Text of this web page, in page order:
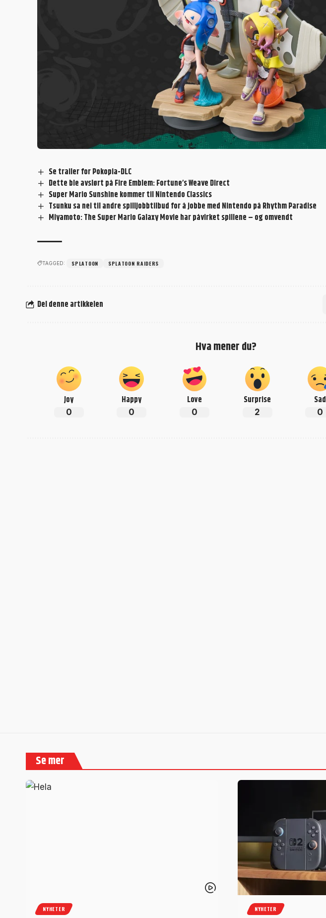
Se trailer for Pokopia-DLC
Dette ble avslørt på Fire Emblem: Fortune’s Weave Direct
Super Mario Sunshine kommer til Nintendo Classics
Tsunku sa nei til andre spilljobbtilbud for å jobbe med Nintendo på Rhythm Paradise
Miyamoto: The Super Mario Galaxy Movie har påvirket spillene – og omvendt
TAGGED: SPLATOON SPLATOON RAIDERS
Del denne artikkelen
Hva mener du?
Joy
0
Happy
0
Love
0
Surprise
2
Sad
0
Se mer
NYHETER NYHETER